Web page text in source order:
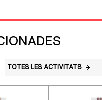
TOTES LES ACTIVITATS